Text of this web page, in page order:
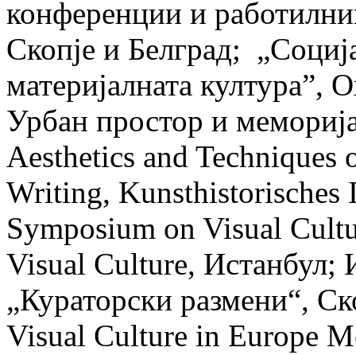
конференции и
Скопје и Белград;
материјалната култура”,
Урбан простор и
Aesthetics and
Writing,
Symposium on Visual
Visual Culture, Истанбул;
„Кураторски размени“,
Visual Culture in Europe